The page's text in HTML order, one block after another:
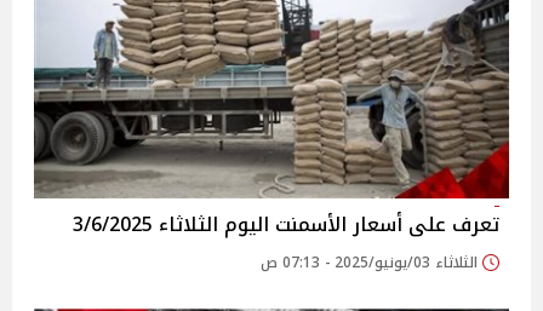
تعرف على أسعار الأسمنت اليوم الثلاثاء 3/6/2025
الثلاثاء 03/يونيو/2025 - 07:13 ص